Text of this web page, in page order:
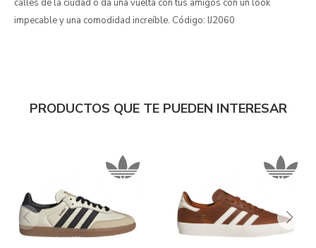
calles de la ciudad o da una vuelta con tus amigos con un look
impecable y una comodidad increíble. Código: IJ2060
PRODUCTOS QUE TE PUEDEN INTERESAR